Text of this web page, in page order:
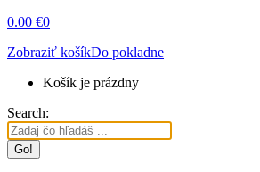
0.00 €0
Zobraziť košíkDo pokladne
Košík je prázdny
Search: